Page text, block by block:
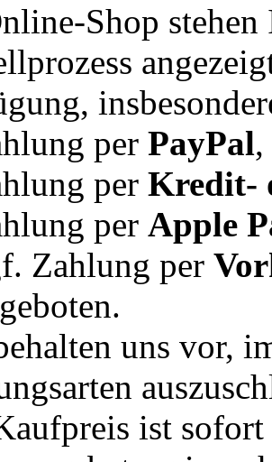
Shop
per PayPal,
per Kredit-
per Apple
Zahlung per
uns vor,
ist